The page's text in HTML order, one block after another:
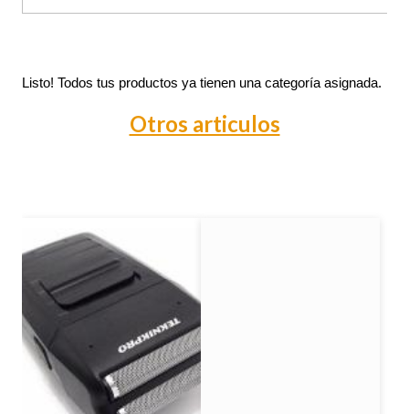
Listo! Todos tus productos ya tienen una categoría asignada.
Otros articulos